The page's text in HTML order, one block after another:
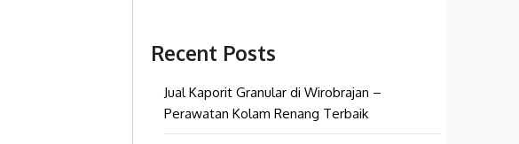
Recent Posts
Jual Kaporit Granular di Wirobrajan –
Perawatan Kolam Renang Terbaik